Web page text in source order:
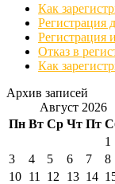
Как
Регистрация
Регистрация
Отказ в
Как
Архив записей
Август 2026
Пн Вт Ср Чт Пт
1
3
4 5 6 7 8
10 11 12 13 14